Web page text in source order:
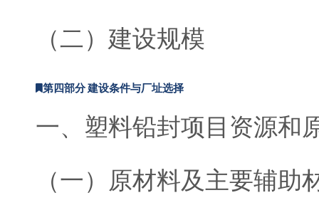
（二）建设规模
第四部分 建设条件与厂址选择
一、塑料铅封项目资源和
（一）原材料及主要辅助